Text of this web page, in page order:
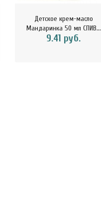
Детское крем-масло
Мандаринка 50 мл СПИВ...
9.41 руб.